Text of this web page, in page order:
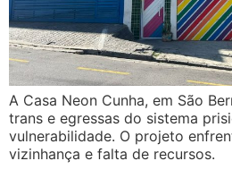
A Casa Neon Cunha, em São
trans e egressas do sistema
vulnerabilidade. O projeto
vizinhança e falta de recursos.